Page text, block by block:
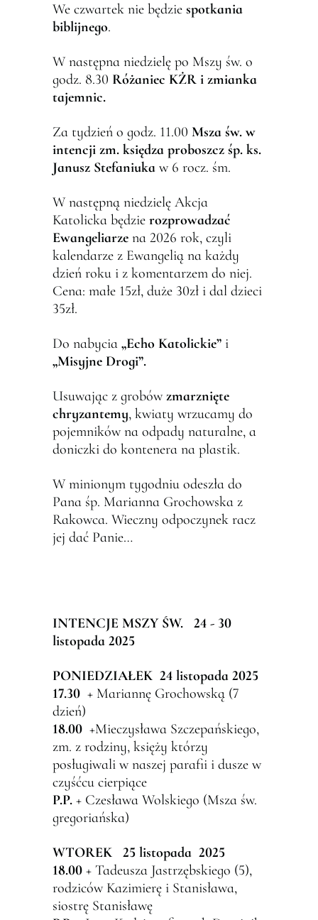
We czwartek nie będzie spotkania
biblijnego.
W następna niedzielę po Mszy św. o
godz. 8.30 Różaniec KŻR i zmianka
tajemnic.
Za tydzień o godz. 11.00 Msza św. w
intencji zm. księdza proboszcz śp. ks.
Janusz Stefaniuka w 6 rocz. śm.
W następną niedzielę Akcja
Katolicka będzie rozprowadzać
Ewangeliarze na 2026 rok, czyli
kalendarze z Ewangelią na każdy
dzień roku i z komentarzem do niej.
Cena: małe 15zł, duże 30zł i dal dzieci
35zł.
Do nabycia „Echo Katolickie” i
„Misyjne Drogi”.
Usuwając z grobów zmarznięte
chryzantemy, kwiaty wrzucamy do
pojemników na odpady naturalne, a
doniczki do kontenera na plastik.
W minionym tygodniu odeszła do
Pana śp. Marianna Grochowska z
Rakowca. Wieczny odpoczynek racz
jej dać Panie…
INTENCJE MSZY ŚW. 24 - 30
listopada 2025
PONIEDZIAŁEK 24 listopada 2025
17.30 + Mariannę Grochowską (7
dzień)
18.00 +Mieczysława Szczepańskiego,
zm. z rodziny, księży którzy
posługiwali w naszej parafii i dusze w
czyśćcu cierpiące
P.P. + Czesława Wolskiego (Msza św.
gregoriańska)
WTOREK 25 listopada 2025
18.00 + Tadeusza Jastrzębskiego (5),
rodziców Kazimierę i Stanisława,
siostrę Stanisławę